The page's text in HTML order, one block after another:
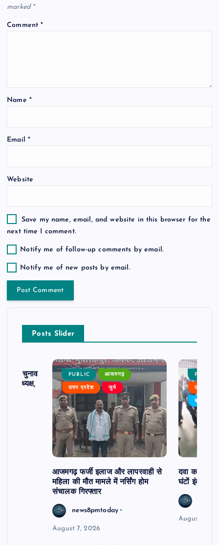
i
i
o
marked *
Comment*
Name *
Email *
Website
Save my name, email, and website in this browser for the
next time I comment.
Notify me of follow-up comments by email.
Notify me of new posts by email.
Posts Slider
का चुनाव
बने अध्यक्ष,
PUBLIC आजमगढ़
उत्तर प्रदेश जुर्म
आजमगढ़ फर्जी इलाज और लापरवाही से
महिला की मौत मामले में नर्सिंग होम
संचालक गिरफ्तार
news8pmtoday
August 7, 2026
PUBLIC
उत्तर
बड़ी खबर
दवा कक्ष में
घंटों इंतजार
August 6,